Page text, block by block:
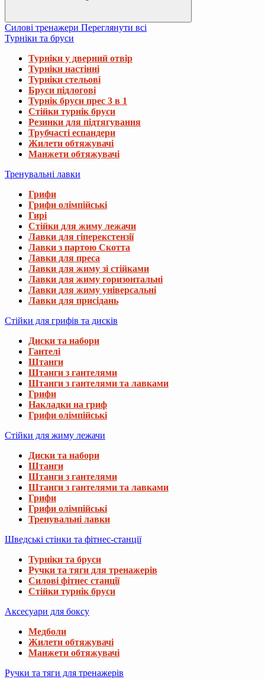
Силові тренажери Переглянути всі
Турніки та бруси
Турніки у дверний отвір
Турніки настінні
Турніки стельові
Бруси підлогові
Турнік бруси прес 3 в 1
Стійки турнік бруси
Резинки для підтягування
Трубчасті еспандери
Жилети обтяжувачі
Манжети обтяжувачі
Тренувальні лавки
Грифи
Грифи олімпійські
Гирі
Стійки для жиму лежачи
Лавки для гіперекстензії
Лавки з партою Скотта
Лавки для преса
Лавки для жиму зі стійками
Лавки для жиму горизонтальні
Лавки для жиму універсальні
Лавки для присідань
Стійки для грифів та дисків
Диски та набори
Гантелі
Штанги
Штанги з гантелями
Штанги з гантелями та лавками
Грифи
Накладки на гриф
Грифи олімпійські
Стійки для жиму лежачи
Диски та набори
Штанги
Штанги з гантелями
Штанги з гантелями та лавками
Грифи
Грифи олімпійські
Тренувальні лавки
Шведські стінки та фітнес-станції
Турніки та бруси
Ручки та тяги для тренажерів
Силові фітнес станції
Стійки турнік бруси
Аксесуари для боксу
Медболи
Жилети обтяжувачі
Манжети обтяжувачі
Ручки та тяги для тренажерів